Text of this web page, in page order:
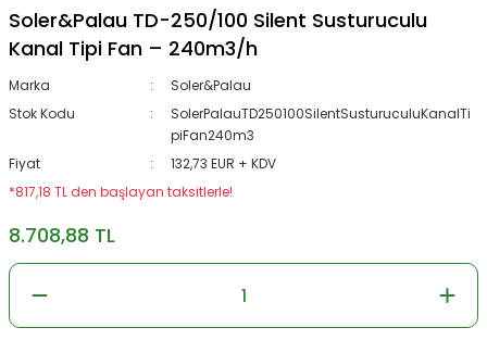
Soler&Palau TD-250/100 Silent Susturuculu
Kanal Tipi Fan – 240m3/h
Marka
Soler&Palau
Stok Kodu
SolerPalauTD250100SilentSusturuculuKanalTi
piFan240m3
Fiyat
132,73 EUR + KDV
*817,18 TL den başlayan taksitlerle!
8.708,88 TL